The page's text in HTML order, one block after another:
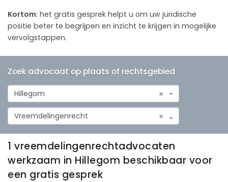
Kortom: het gratis gesprek helpt u om uw juridische
positie beter te begrijpen en inzicht te krijgen in mogelijke
vervolgstappen.
Zoek advocaat op plaats of rechtsgebied
×
Hillegom
×
Vreemdelingenrecht
1 vreemdelingenrechtadvocaten
werkzaam in Hillegom beschikbaar voor
een gratis gesprek